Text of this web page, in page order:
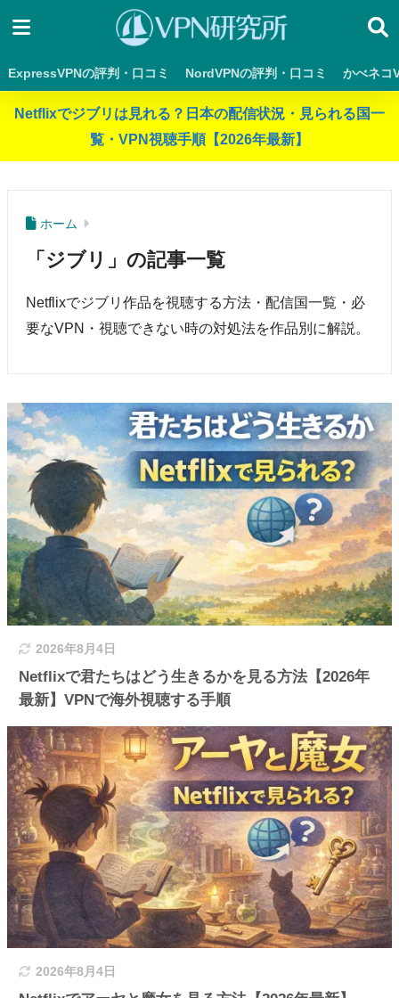
ExpressVPNの評判・口コミ NordVPNの評判・口コミ かべネコ
Netflixでジブリは見れる？日本の配信状況・見られる国一
覧・VPN視聴手順【2026年最新】
ホーム
「ジブリ」の記事一覧
Netflixでジブリ作品を視聴する方法・配信国一覧・必
要なVPN・視聴できない時の対処法を作品別に解説。
2026年8月4日
Netflixで君たちはどう生きるかを見る方法【2026年
最新】VPNで海外視聴する手順
2026年8月4日